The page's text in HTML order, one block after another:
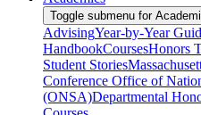
Toggle submenu for
AdvisingYear-by-Year
HandbookCoursesHonors
Student Stories
Conference Office of
(ONSA)Departmental